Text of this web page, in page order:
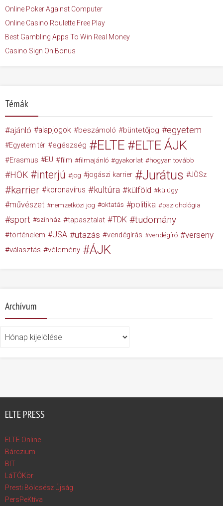
Online Poker Against Computer
Online Casino Roulette Free Play
Best Gambling Apps To Win Real Money
Casino Sign On Bonus
Témák
ajánló alapjogok beszámoló büntetőjog egyetem
Egyetem tér egészség ELTE ELTE ÁJK
Erasmus EU film filmajánló gyakorlat hogyan tovább
HÖK interjú jog jogászi karrier Jurátus JÖSz
karrier koronavírus kultúra külföld külügy
művészet nemzetközi jog oktatás politika pszichológia
sport színház tapasztalat TDK tudomány
történelem USA utazás vendégírás vendégíró verseny
választás vélemény ÁJK
Archívum
Archívum
ELTE PRESS
ELTE Online
Bárczium
BIT
LáTÓKör
Presti Bölcsész Újság
PersPeKtíva